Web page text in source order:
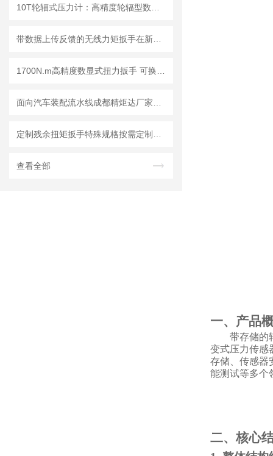
查看全部
一、产品
带存储的
变式压力传感
存储、传感器
能测试等多个
二、核心